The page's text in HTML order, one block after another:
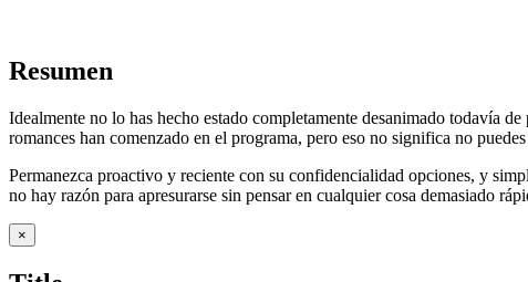
Resumen
Idealmente no lo has hecho estado completamente desanimado todavía
romances han comenzado en el programa, pero eso no significa no
Permanezca proactivo y reciente con su confidencialidad opciones, y
no hay razón para apresurarse sin pensar en cualquier cosa demasiado
Close
product
×